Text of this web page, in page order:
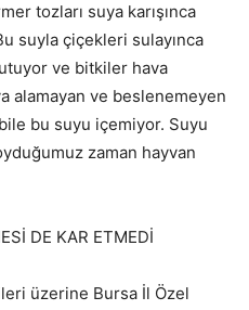
tozları suya karışınca
suyla çiçekleri sulayınca
ve bitkiler hava
alamayan ve beslenemeyen
bu suyu içemiyor. Suyu
zaman hayvan
DE KAR ETMEDİ
üzerine Bursa İl Özel